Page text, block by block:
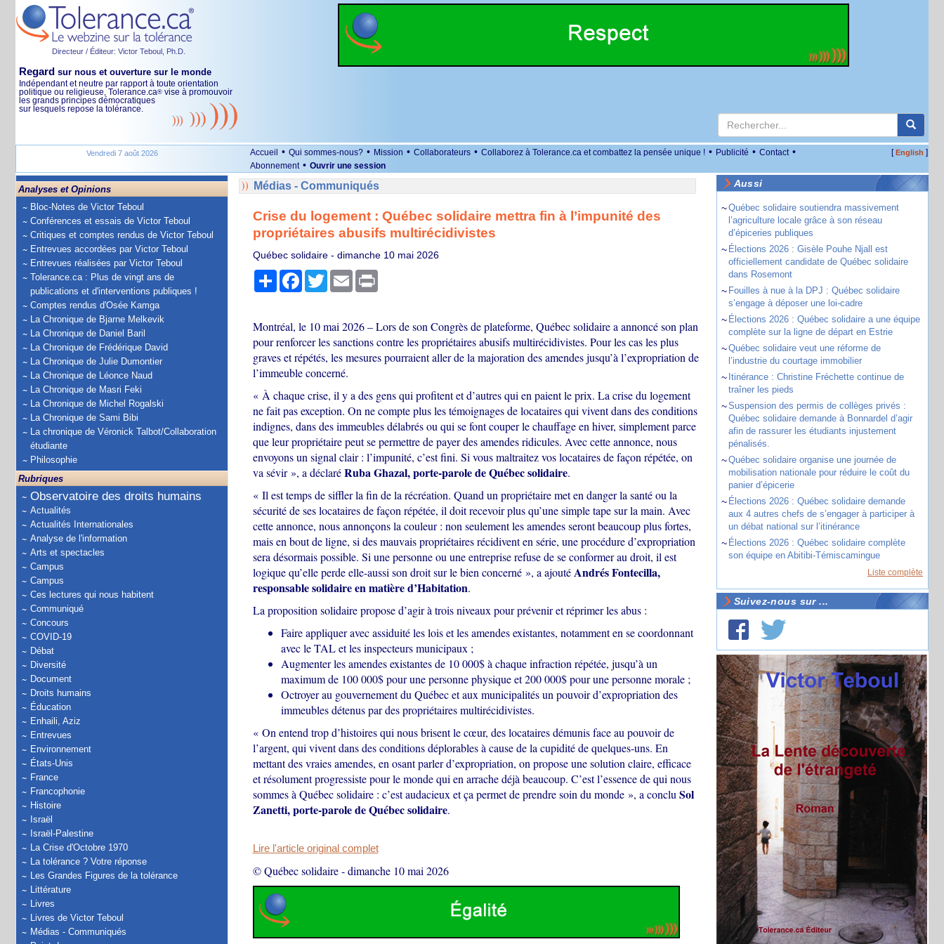
Directeur / Éditeur: Victor Teboul, Ph.D.
Regard sur nous et ouverture sur le monde
Indépendant et neutre par rapport à toute orientation
politique ou religieuse, Tolerance.ca® vise à promouvoir
les grands principes démocratiques
sur lesquels repose la tolérance.
Vendredi 7 août 2026 Accueil • Qui sommes-nous? • Mission • Collaborateurs • Collaborez à Tolerance.ca et combattez la pensée unique ! • Publicité • Contact •
Abonnement • Ouvrir une session
[English ]
Analyses et Opinions
Bloc-Notes de Victor Teboul
Conférences et essais de Victor Teboul
Critiques et comptes rendus de Victor Teboul
Entrevues accordées par Victor Teboul
Entrevues réalisées par Victor Teboul
Tolerance.ca : Plus de vingt ans de
publications et d'interventions publiques !
Comptes rendus d'Osée Kamga
La Chronique de Bjarne Melkevik
La Chronique de Daniel Baril
La Chronique de Frédérique David
La Chronique de Julie Dumontier
La Chronique de Léonce Naud
La Chronique de Masri Feki
La Chronique de Michel Rogalski
La Chronique de Sami Bibi
La chronique de Véronick Talbot/Collaboration
étudiante
Philosophie
Rubriques
Observatoire des droits humains
Actualités
Actualités Internationales
Analyse de l'information
Arts et spectacles
Campus
Campus
Ces lectures qui nous habitent
Communiqué
Concours
COVID-19
Débat
Diversité
Document
Droits humains
Éducation
Enhaili, Aziz
Entrevues
Environnement
États-Unis
France
Francophonie
Histoire
Israël
Israël-Palestine
La Crise d'Octobre 1970
La tolérance ? Votre réponse
Les Grandes Figures de la tolérance
Littérature
Livres
Livres de Victor Teboul
Médias - Communiqués
Médias - Communiqués
Crise du logement : Québec solidaire mettra fin à l’impunité des
propriétaires abusifs multirécidivistes
Québec solidaire - dimanche 10 mai 2026
PartagerFacebook
TwitterEmail Print
Montréal, le 10 mai 2026 – Lors de son Congrès de plateforme, Québec solidaire a annoncé son plan
pour renforcer les sanctions contre les propriétaires abusifs multirécidivistes. Pour les cas les plus
graves et répétés, les mesures pourraient aller de la majoration des amendes jusqu’à l’expropriation de
l’immeuble concerné.
« À chaque crise, il y a des gens qui profitent et d’autres qui en paient le prix. La crise du logement
ne fait pas exception. On ne compte plus les témoignages de locataires qui vivent dans des conditions
indignes, dans des immeubles délabrés ou qui se font couper le chauffage en hiver, simplement parce
que leur propriétaire peut se permettre de payer des amendes ridicules. Avec cette annonce, nous
envoyons un signal clair : l’impunité, c’est fini. Si vous maltraitez vos locataires de façon répétée, on
va sévir », a déclaréRuba Ghazal, porte-parole de Québec solidaire.
« Il est temps de siffler la fin de la récréation. Quand un propriétaire met en danger la santé ou la
sécurité de ses locataires de façon répétée, il doit recevoir plus qu’une simple tape sur la main. Avec
cette annonce, nous annonçons la couleur : non seulement les amendes seront beaucoup plus fortes,
mais en bout de ligne, si des mauvais propriétaires récidivent en série, une procédure d’expropriation
sera désormais possible. Si une personne ou une entreprise refuse de se conformer au droit, il est
logique qu’elle perde elle-aussi son droit sur le bien concerné », a ajoutéAndrés Fontecilla,
responsable solidaire en matière d’Habitation.
La proposition solidaire propose d’agir à trois niveaux pour prévenir et réprimer les abus :
Faire appliquer avec assiduité les lois et les amendes existantes, notamment en se coordonnant
avec le TAL et les inspecteurs municipaux ;
Augmenter les amendes existantes de 10 000$ à chaque infraction répétée, jusqu’à un
maximum de 100 000$ pour une personne physique et 200 000$ pour une personne morale ;
Octroyer au gouvernement du Québec et aux municipalités un pouvoir d’expropriation des
immeubles détenus par des propriétaires multirécidivistes.
« On entend trop d’histoires qui nous brisent le cœur, des locataires démunis face au pouvoir de
l’argent, qui vivent dans des conditions déplorables à cause de la cupidité de quelques-uns. En
mettant des vraies amendes, en osant parler d’expropriation, on propose une solution claire, efficace
et résolument progressiste pour le monde qui en arrache déjà beaucoup. C’est l’essence de qui nous
sommes à Québec solidaire : c’est audacieux et ça permet de prendre soin du monde », a conclu Sol
Zanetti, porte-parole de Québec solidaire.
Lire l'article original complet
© Québec solidaire-dimanche 10 mai 2026
Aussi
~Québec solidaire soutiendra massivement
l’agriculture locale grâce à son réseau
d’épiceries publiques
~ Élections 2026 : Gisèle Pouhe Njall est
officiellement candidate de Québec solidaire
dans Rosemont
~ Fouilles à nue à la DPJ : Québec solidaire
s’engage à déposer une loi-cadre
~ Élections 2026 : Québec solidaire a une équipe
complète sur la ligne de départ en Estrie
~Québec solidaire veut une réforme de
l’industrie du courtage immobilier
~ Itinérance : Christine Fréchette continue de
traîner les pieds
~Suspension des permis de collèges privés :
Québec solidaire demande à Bonnardel d’agir
afin de rassurer les étudiants injustement
pénalisés.
~Québec solidaire organise une journée de
mobilisation nationale pour réduire le coût du
panier d’épicerie
~ Élections 2026 : Québec solidaire demande
aux 4 autres chefs de s’engager à participer à
un débat national sur l’itinérance
~ Élections 2026 : Québec solidaire complète
son équipe en Abitibi-Témiscamingue
Liste complète
Suivez-nous sur ...